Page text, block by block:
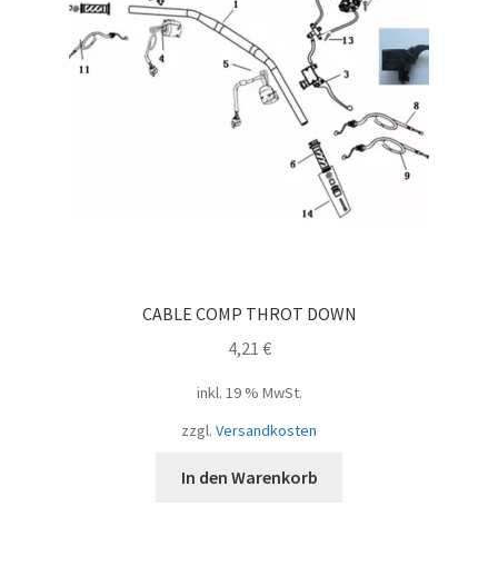
CABLE COMP THROT DOWN
4,21 €
inkl. 19 % MwSt.
zzgl. Versandkosten
In den Warenkorb